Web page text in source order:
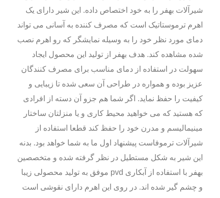
شیرآلات بهفر را به خود اختصاص داده. این شیر دارای یک
اهرم ترموستاتیک است که مصرف کننده به آسانی می تواند
دمای مورد نظر خود را به وسیله نمایشگر که رو اهرم نصب
شده مشاهده کند. هدف بهفر از تولید این محصول ایجاد
سهولت در استفاده از دمای مناسب برای مصرف کنندگان
عزیز بوده و همواره در طراحی آن سعی شده تا زیبایی و
کیفیت را حفظ نماید. اگر شما هم جزو آن دسته از افرادی
که هستید که می خواهید محیط کاری و یا منزلتان ساختار
مینیمالیسم و مدرن خود را حفظ کند قطعا استفاده از
شیرآلات ترموفاست پیشنهاد اول ما به شما خواهد بود. بدنه
این شیر به شکل مستطیل در نظر گرفته شده و متخصصین
بهفر با استفاده از آبکاری pvd موفق به تولید محصولی زیبا
و چشم گیر شده اند. در روی این اهرم دارای نقوشی است